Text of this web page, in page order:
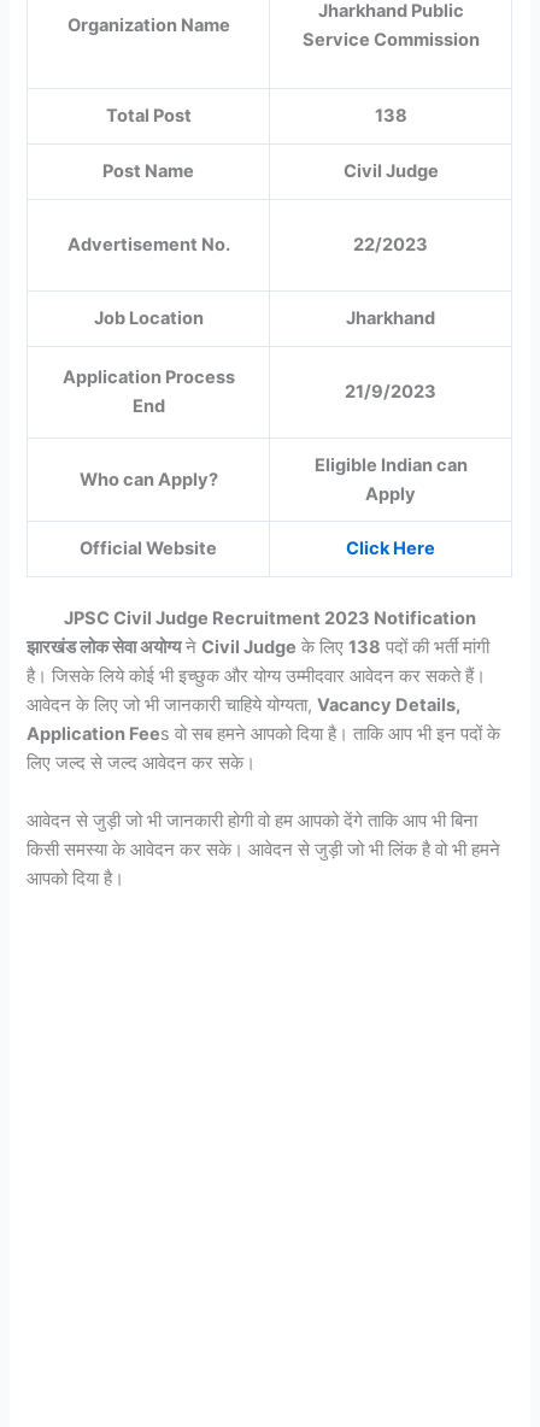
Organization Name
Jharkhand Public
Service Commission
Total Post 138
Post Name Civil Judge
Advertisement No. 22/2023
Job Location Jharkhand
Application Process
End
21/9/2023
Who can Apply?
Eligible Indian can
Apply
Official Website Click Here
JPSC Civil Judge Recruitment 2023 Notification
झारखंड लोक सेवा अयोग्यनेCivil Judge के लिए138 पदों की भर्ती मांगी
है। जिसके लिये कोई भी इच्छुक और योग्य उम्मीदवार आवेदन कर सकते हैं।
आवेदन के लिए जो भी जानकारी चाहिये योग्यता,Vacancy Details,
Application Fees वो सब हमने आपको दिया है। ताकि आप भी इन पदों के
लिए जल्द से जल्द आवेदन कर सके।
आवेदन से जुड़ी जो भी जानकारी होगी वो हम आपको देंगे ताकि आप भी बिना
किसी समस्या के आवेदन कर सके। आवेदन से जुड़ी जो भी लिंक है वो भी हमने
आपको दिया है।